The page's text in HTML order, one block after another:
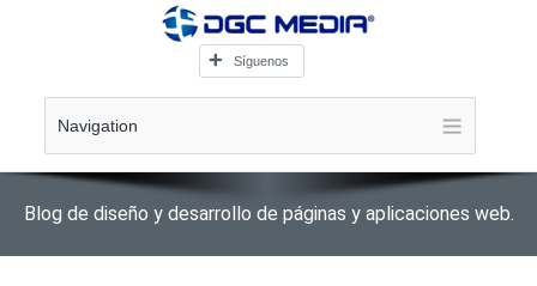
Síguenos
Navigation
Blog de diseño y desarrollo de páginas y aplicaciones web.